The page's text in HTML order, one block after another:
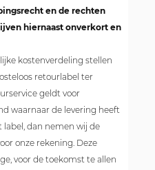
en de rechten
hiernaast onverkort en
kostenverdeling stellen
retourlabel ter
geldt voor
waarnaar de levering heeft
label, dan nemen wij de
onze rekening. Deze
voor de toekomst te allen